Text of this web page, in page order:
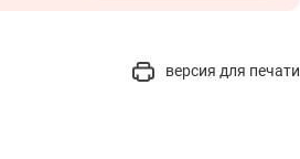
версия для печати